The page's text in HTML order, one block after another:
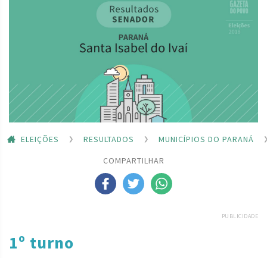
ELEIÇÕES RESULTADOS
MUNICÍPIOS DO PARANÁ
COMPARTILHAR
PUBLICIDADE
1º turno